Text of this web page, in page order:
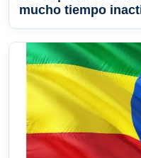
mucho tiempo